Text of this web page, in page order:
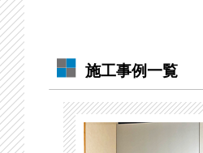
施工事例一覧